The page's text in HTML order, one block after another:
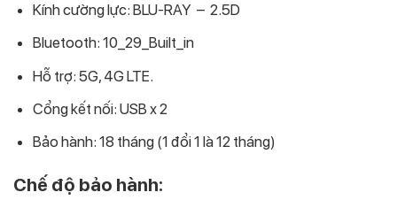
Kính cường lực: BLU-RAY – 2.5D
Bluetooth: 10_29_Built_in
Hỗ trợ: 5G, 4G LTE.
Cổng kết nối: USB x 2
Bảo hành: 18 tháng (1 đổi 1 là 12 tháng)
Chế độ bảo hành: